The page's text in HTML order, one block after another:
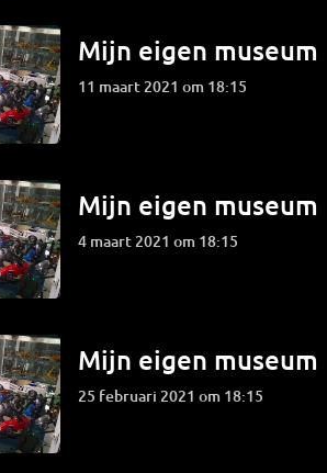
Mijn eigen museum
11 maart 2021 om 18:15
Mijn eigen museum
4 maart 2021 om 18:15
Mijn eigen museum
25 februari 2021 om 18:15